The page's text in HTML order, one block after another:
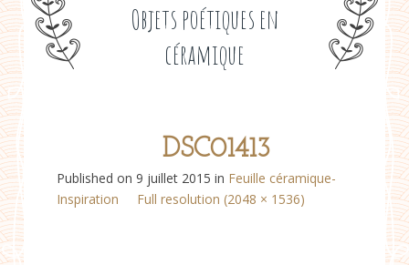
Objets poétiques en
céramique
DSC01413
Published on 9 juillet 2015 in Feuille céramique-
Inspiration
Full resolution (2048 × 1536)